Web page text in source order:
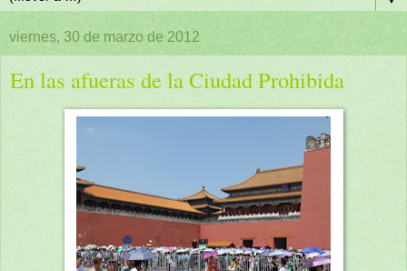
viernes, 30 de marzo de 2012
En las afueras de la Ciudad Prohibida